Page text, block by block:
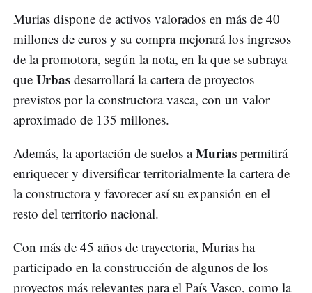
Murias dispone de activos valorados en más de 40
millones de euros y su compra mejorará los ingresos
de la promotora, según la nota, en la que se subraya
que Urbas desarrollará la cartera de proyectos
previstos por la constructora vasca, con un valor
aproximado de 135 millones.
Además, la aportación de suelos aMurias permitirá
enriquecer y diversificar territorialmente la cartera de
la constructora y favorecer así su expansión en el
resto del territorio nacional.
Con más de 45 años de trayectoria, Murias ha
participado en la construcción de algunos de los
proyectos más relevantes para el País Vasco, como la